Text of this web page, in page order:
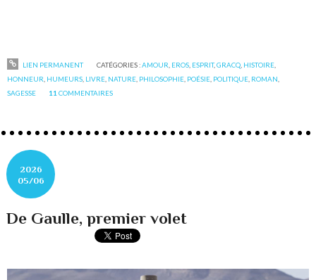
LIEN PERMANENT CATÉGORIES :AMOUR EROS, ESPRIT,GRACQ, HISTOIRE,
HONNEUR HUMEURS LIVRE NATURE PHILOSOPHIE POÉSIE POLITIQUE ROMAN
SAGESSE
11 COMMENTAIRES
2026
05/06
De Gaulle, premier volet